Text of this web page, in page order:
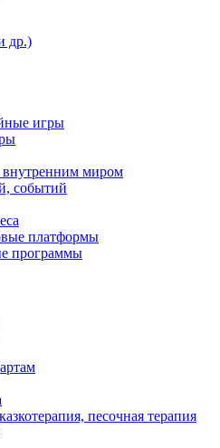
др.)
игры
внутренним миром
событий
платформы
программы
песочная терапия